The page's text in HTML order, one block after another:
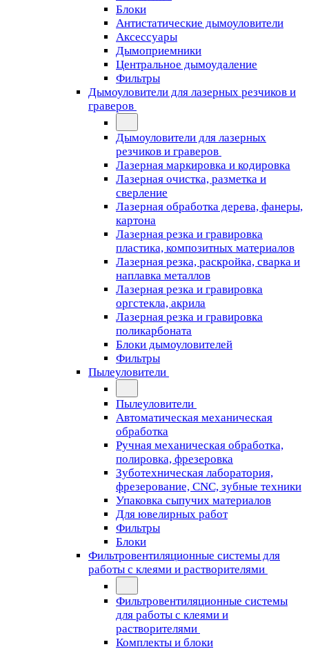
Блоки
Антистатические дымоуловители
Аксессуары
Дымоприемники
Центральное дымоудаление
Фильтры
Дымоуловители для лазерных резчиков и
граверов
Дымоуловители для лазерных
резчиков и граверов
Лазерная маркировка и кодировка
Лазерная очистка, разметка и
сверление
Лазерная обработка дерева, фанеры,
картона
Лазерная резка и гравировка
пластика, композитных материалов
Лазерная резка, раскройка, сварка и
наплавка металлов
Лазерная резка и гравировка
оргстекла, акрила
Лазерная резка и гравировка
поликарбоната
Блоки дымоуловителей
Фильтры
Пылеуловители
Пылеуловители
Автоматическая механическая
обработка
Ручная механическая обработка,
полировка, фрезеровка
Зуботехническая лаборатория,
фрезерование, CNC, зубные техники
Упаковка сыпучих материалов
Для ювелирных работ
Фильтры
Блоки
Фильтровентиляционные системы для
работы с клеями и растворителями
Фильтровентиляционные системы
для работы с клеями и
растворителями
Комплекты и блоки